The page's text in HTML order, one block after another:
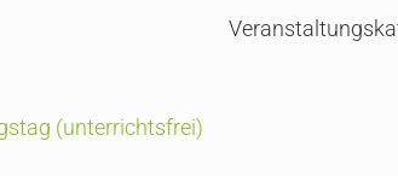
(unterrichtsfrei)